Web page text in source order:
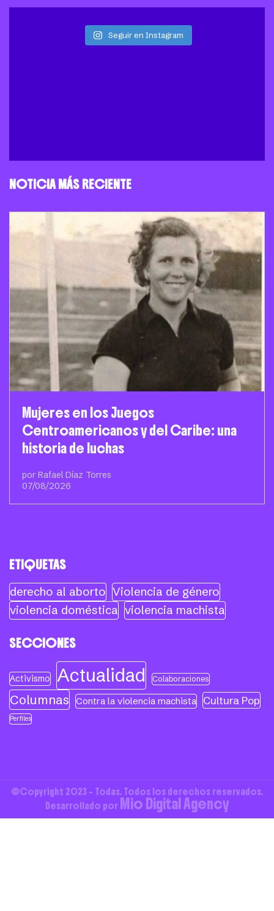
Seguir en Instagram
NOTICIA MÁS RECIENTE
Mujeres en los Juegos
Centroamericanos y del Caribe: una
historia de luchas
por Rafael Díaz Torres
07/08/2026
ETIQUETAS
derecho al aborto Violencia de género
violencia doméstica violencia machista
SECCIONES
Activismo Actualidad Colaboraciones
Columnas Contra la violencia machista Cultura Pop
Perfiles
©Copyright 2023 - Todas. Todos los derechos reservados.
Desarrollado por Mio Digital Agency